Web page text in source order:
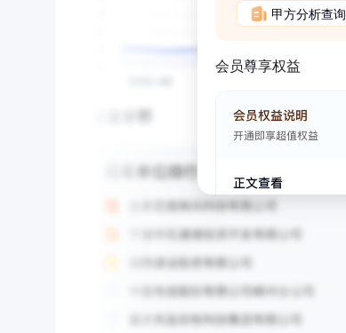
甲方分析查询
会员尊享权益